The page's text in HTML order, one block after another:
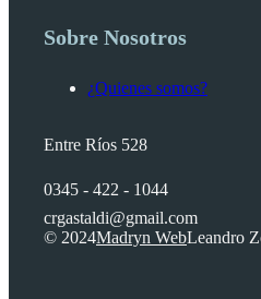
Sobre Nosotros
¿Quienes somos?
Entre Ríos 528
0345 - 422 - 1044
crgastaldi@gmail.com
© 2024Madryn WebLeandro